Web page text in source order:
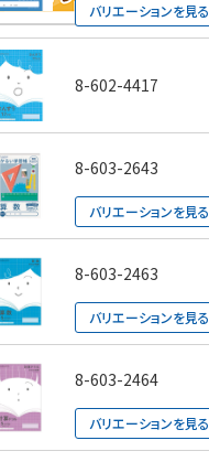
バリエーションを見る
8-602-4417
8-603-2643
バリエーションを見る
8-603-2463
バリエーションを見る
8-603-2464
バリエーションを見る